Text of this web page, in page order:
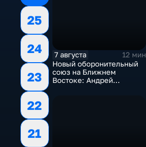
25
24
23
22
21
7 августа
12 мин
Новый оборонительный
союз на Ближнем
Востоке: Андрей